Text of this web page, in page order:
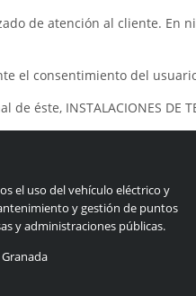
de atención al cliente. En
el consentimiento del
éste, INSTALACIONES DE
el uso del vehículo eléctrico y
y gestión de puntos
y administraciones públicas.